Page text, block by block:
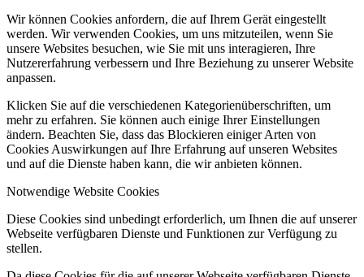
Wir können Cookies anfordern, die auf Ihrem Gerät eingestellt
werden. Wir verwenden Cookies, um uns mitzuteilen, wenn Sie
unsere Websites besuchen, wie Sie mit uns interagieren, Ihre
Nutzererfahrung verbessern und Ihre Beziehung zu unserer Website
anpassen.
Klicken Sie auf die verschiedenen Kategorienüberschriften, um
mehr zu erfahren. Sie können auch einige Ihrer Einstellungen
ändern. Beachten Sie, dass das Blockieren einiger Arten von
Cookies Auswirkungen auf Ihre Erfahrung auf unseren Websites
und auf die Dienste haben kann, die wir anbieten können.
Notwendige Website Cookies
Diese Cookies sind unbedingt erforderlich, um Ihnen die auf unserer
Webseite verfügbaren Dienste und Funktionen zur Verfügung zu
stellen.